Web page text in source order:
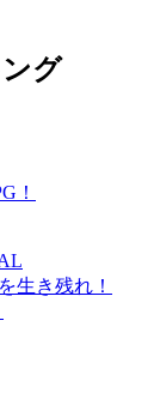
グ
！
生き残れ！